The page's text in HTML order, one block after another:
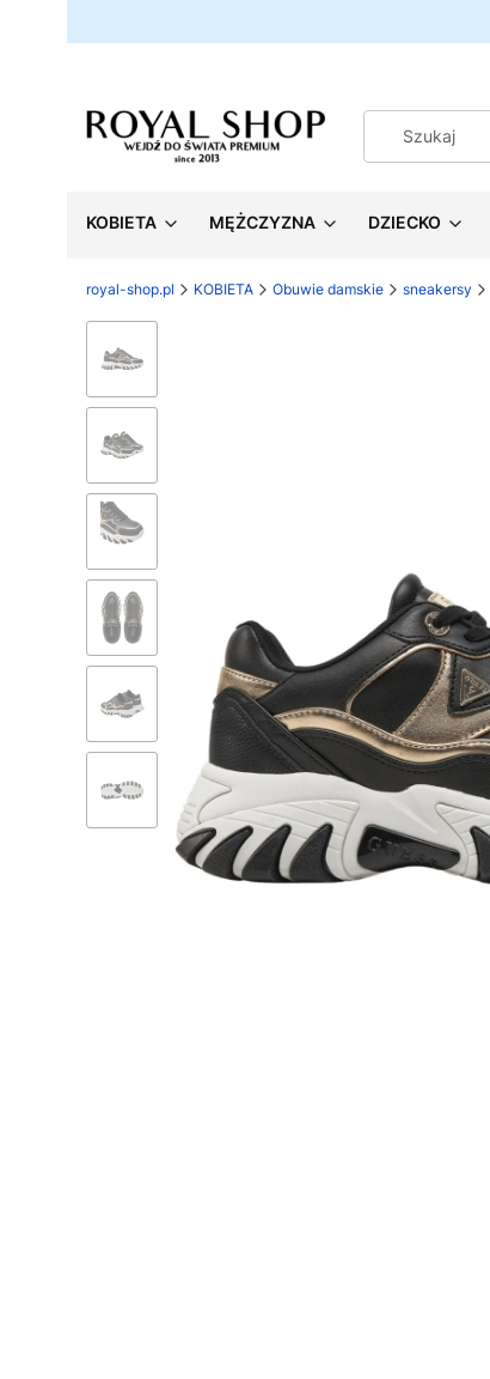
KOBIETA MĘŻCZYZNA DZIECKO
royal-shop.pl KOBIETA Obuwie damskie sneakersy